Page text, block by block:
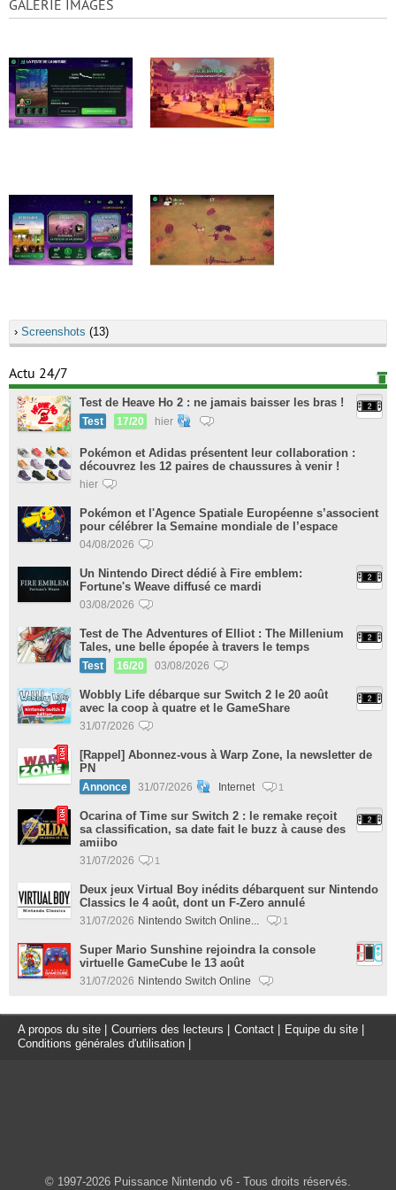
GALERIE IMAGES
› Screenshots (13)
Actu 24/7
Test de Heave Ho 2 : ne jamais baisser les bras !
Test 17/20 hier
Pokémon et Adidas présentent leur collaboration :
découvrez les 12 paires de chaussures à venir !
hier
Pokémon et l'Agence Spatiale Européenne s’associent
pour célébrer la Semaine mondiale de l’espace
04/08/2026
Un Nintendo Direct dédié à Fire emblem:
Fortune's Weave diffusé ce mardi
03/08/2026
Test de The Adventures of Elliot : The Millenium
Tales, une belle épopée à travers le temps
Test 16/20 03/08/2026
Wobbly Life débarque sur Switch 2 le 20 août
avec la coop à quatre et le GameShare
31/07/2026
[Rappel] Abonnez-vous à Warp Zone, la newsletter de
PN
Annonce 31/07/2026 Internet 1
Ocarina of Time sur Switch 2 : le remake reçoit
sa classification, sa date fait le buzz à cause des
amiibo
31/07/2026 1
Deux jeux Virtual Boy inédits débarquent sur Nintendo
Classics le 4 août, dont un F-Zero annulé
31/07/2026 Nintendo Switch Online... 1
Super Mario Sunshine rejoindra la console
virtuelle GameCube le 13 août
31/07/2026 Nintendo Switch Online
A propos du site Courriers des lecteurs Contact Equipe du site
Conditions générales d'utilisation
© 1997-2026 Puissance Nintendo v6 - Tous droits réservés.